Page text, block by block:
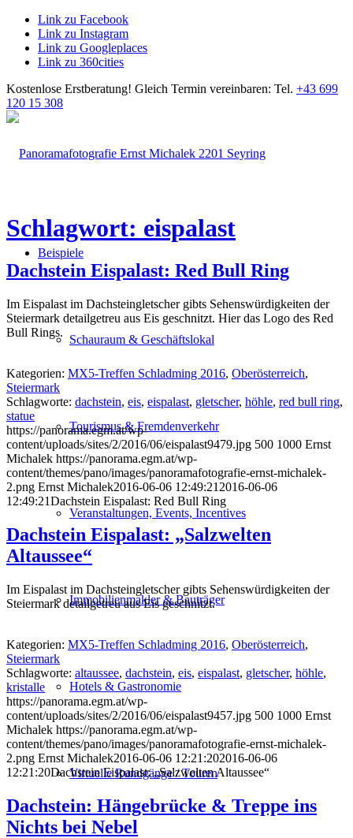
Link zu Facebook
Link zu Instagram
Link zu Googleplaces
Link zu 360cities
Kostenlose Erstberatung! Gleich Termin vereinbaren: Tel. +43 699
120 15 308
Beispiele
Schauraum & Geschäftslokal
Tourismus & Fremdenverkehr
Veranstaltungen, Events, Incentives
Immobilienmakler & Bauträger
Hotels & Gastronomie
Virtuelle Rundgänge / Touren
Schlagwort: eispalast
Dachstein Eispalast: Red Bull Ring
Im Eispalast im Dachsteingletscher gibts Sehenswürdigkeiten der
Steiermark detailgetreu aus Eis geschnitzt. Hier das Logo des Red
Bull Rings.
Kategorien: MX5-Treffen Schladming 2016, Oberösterreich,
Steiermark
Schlagworte: dachstein, eis, eispalast, gletscher, höhle, red bull ring,
statue
https://panorama.egm.at/wp-
content/uploads/sites/2/2016/06/eispalast9479.jpg 500 1000 Ernst
Michalek https://panorama.egm.at/wp-
content/themes/pano/images/panoramafotografie-ernst-michalek-
2.png Ernst Michalek2016-06-06 12:49:21 2016-06-06
12:49:21Dachstein Eispalast: Red Bull Ring
Dachstein Eispalast: „Salzwelten
Altaussee“
Im Eispalast im Dachsteingletscher gibts Sehenswürdigkeiten der
Steiermark detailgetreu aus Eis geschnitzt.
Kategorien: MX5-Treffen Schladming 2016, Oberösterreich,
Steiermark
Schlagworte: altaussee, dachstein, eis, eispalast, gletscher, höhle,
kristalle
https://panorama.egm.at/wp-
content/uploads/sites/2/2016/06/eispalast9457.jpg 500 1000 Ernst
Michalek https://panorama.egm.at/wp-
content/themes/pano/images/panoramafotografie-ernst-michalek-
2.png Ernst Michalek2016-06-06 12:21:202016-06-06
12:21:20Dachstein Eispalast: „Salzwelten Altaussee“
Dachstein: Hängebrücke & Treppe ins
Nichts bei Nebel